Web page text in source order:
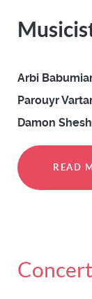
Arbi
Parouyr
Damon
READ